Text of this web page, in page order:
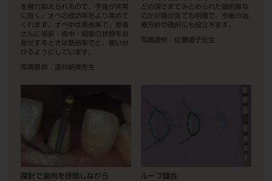
を極力抑えられるので、予後が非常
に良く、オペの成功率をより高めて
くれます。オペ中は高倍率で、患者
さんに術前・術中・術後の状態をお
見せするときは低倍率でと、使い分
けるようにしています。
写真提供：酒井暁美先生
どの深さまでみとめられた破折線な
のかが誰が見ても明確で、今後の治
療方針の選択にも役立ちます。
写真提供：佐藤道子先生
探針で歯肉を排除しながら
ループ縫合